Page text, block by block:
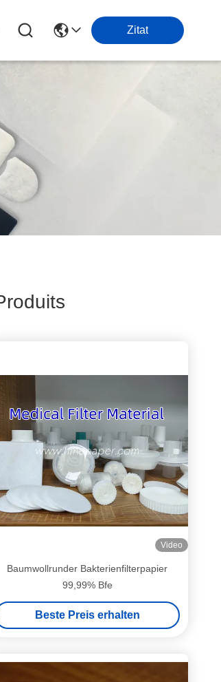
Zitat
Video
Baumwollrunder Bakterienfilterpapier
99,99% Bfe
Beste Preis erhalten